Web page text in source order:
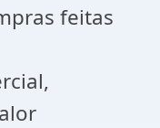
feitas